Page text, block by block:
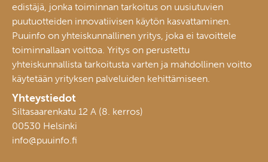
edistäjä, jonka toiminnan tarkoitus on uusiutuvien
puutuotteiden innovatiivisen käytön kasvattaminen.
Puuinfo on yhteiskunnallinen yritys, joka ei tavoittele
toiminnallaan voittoa. Yritys on perustettu
yhteiskunnallista tarkoitusta varten ja mahdollinen voitto
käytetään yrityksen palveluiden kehittämiseen.
Yhteystiedot
Siltasaarenkatu 12 A (8. kerros)
00530 Helsinki
info@puuinfo.fi